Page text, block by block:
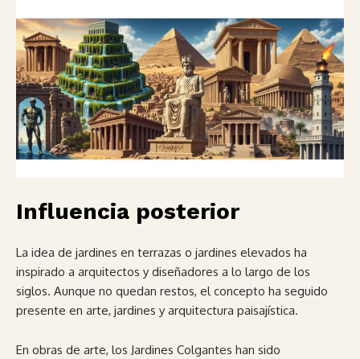
Influencia posterior
La idea de jardines en terrazas o jardines elevados ha
inspirado a arquitectos y diseñadores a lo largo de los
siglos. Aunque no quedan restos, el concepto ha seguido
presente en arte, jardines y arquitectura paisajística.
En obras de arte, los Jardines Colgantes han sido